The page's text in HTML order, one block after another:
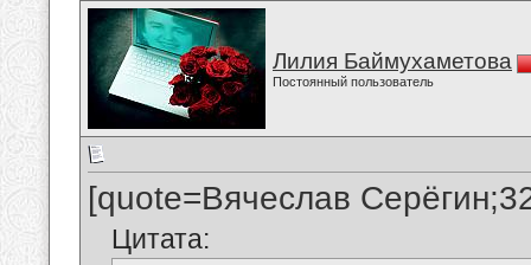
Лилия Баймухаметова
Постоянный пользователь
[quote=Вячеслав
Цитата: